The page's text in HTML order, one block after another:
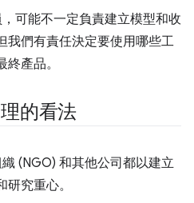
可能不一定負責建立模型和收
我們有責任決定要使用哪些工
產品。
的看法
(NGO) 和其他公司都以建立
究重心。